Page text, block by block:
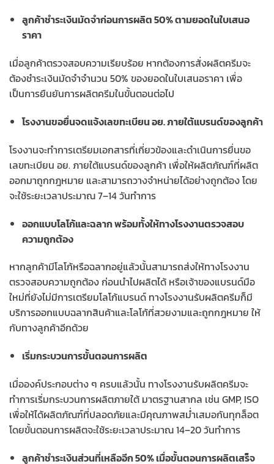
ลูกค้าชำระเงินมัดจำก่อนการผลิต 50% ตามยอดในใบเสนอ
ราคา
เมื่อลูกค้าตรวจสอบความเรียบร้อย หากต้องการสั่งผลิตครีมจะ
ต้องชำระเงินมัดจำจำนวน 50% ของยอดในใบเสนอราคา เพื่อ
เป็นการยืนยันการผลิตครีมในขั้นตอนต่อไป
โรงงานขอยื่นจดแจ้งเลขทะเบียน อย. ภายใต้แบรนด์ของลูกค้า
โรงงานจะทำการเตรียมเอกสารที่เกี่ยวข้องและดำเนินการยื่นขอ
เลขทะเบียน อย. ภายใต้แบรนด์ของลูกค้า เพื่อให้ผลิตภัณฑ์ที่ผลิต
ออกมาถูกกฎหมาย และสามารถวางจำหน่ายได้อย่างถูกต้อง โดย
จะใช้ระยะเวลาประมาณ 7–14 วันทำการ
ออกแบบโลโก้และฉลาก พร้อมทั้งให้ทางโรงงานตรวจสอบ
ความถูกต้อง
หากลูกค้ามีโลโก้หรือฉลากอยู่แล้วนั้นสามารถส่งให้ทางโรงงาน
ตรวจสอบความถูกต้อง ก่อนนำไปผลิตได้ หรือเจ้าของแบรนด์มือ
ใหม่ที่ยังไม่มีการเตรียมโลโก้แบรนด์ ทางโรงงานรับผลิตครีมก็มี
บริการออกแบบฉลากสินค้าและโลโก้ที่สวยงามและถูกกฎหมาย ให้
กับทางลูกค้าอีกด้วย
เริ่มกระบวนการขั้นตอนการผลิต
เมื่อองค์ประกอบต่าง ๆ ครบแล้วนั้น ทางโรงงานรับผลิตครีมจะ
ทำการเริ่มกระบวนการผลิตภายใต้ มาตรฐานสากล เช่น GMP, ISO
เพื่อให้ได้ผลิตภัณฑ์ที่ปลอดภัยและมีคุณภาพสม่ำเสมอกันทุกล็อต
โดยขั้นตอนการผลิตจะใช้ระยะเวลาประมาณ 14–20 วันทำการ
ลูกค้าชำระเงินส่วนที่เหลืออีก 50% เมื่อขั้นตอนการผลิตเสร็จ